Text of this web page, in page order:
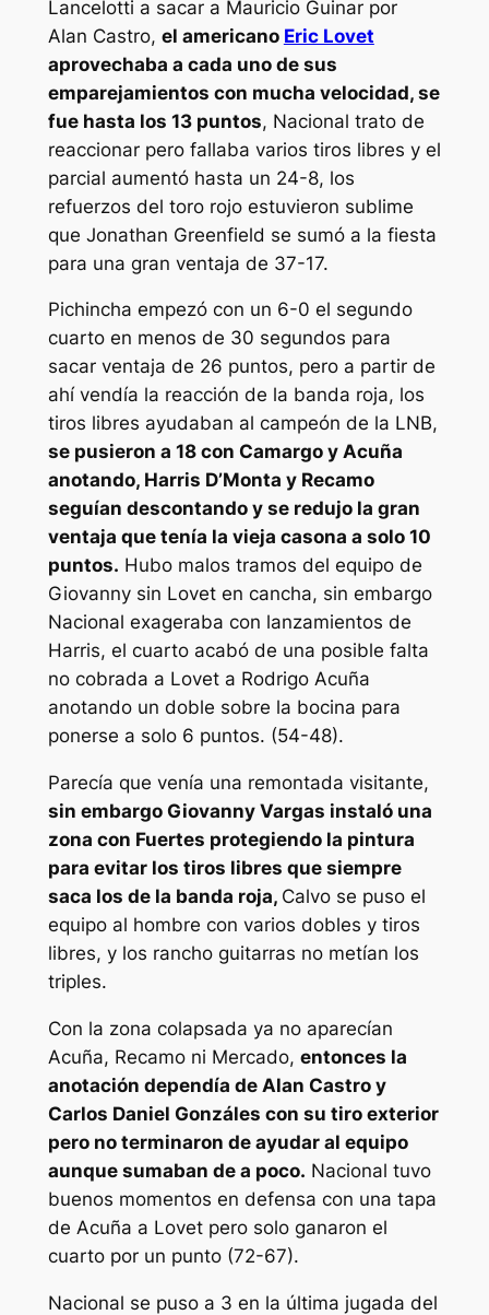
Lancelotti a sacar a Mauricio Guinar por
Alan Castro, el americano Eric Lovet
aprovechaba a cada uno de sus
emparejamientos con mucha velocidad, se
fue hasta los 13 puntos, Nacional trato de
reaccionar pero fallaba varios tiros libres y el
parcial aumentó hasta un 24-8, los
refuerzos del toro rojo estuvieron sublime
que Jonathan Greenfield se sumó a la fiesta
para una gran ventaja de 37-17.
Pichincha empezó con un 6-0 el segundo
cuarto en menos de 30 segundos para
sacar ventaja de 26 puntos, pero a partir de
ahí vendía la reacción de la banda roja, los
tiros libres ayudaban al campeón de la LNB,
se pusieron a 18 con Camargo y Acuña
anotando, Harris D’Monta y Recamo
seguían descontando y se redujo la gran
ventaja que tenía la vieja casona a solo 10
puntos. Hubo malos tramos del equipo de
Giovanny sin Lovet en cancha, sin embargo
Nacional exageraba con lanzamientos de
Harris, el cuarto acabó de una posible falta
no cobrada a Lovet a Rodrigo Acuña
anotando un doble sobre la bocina para
ponerse a solo 6 puntos. (54-48).
Parecía que venía una remontada visitante,
sin embargo Giovanny Vargas instaló una
zona con Fuertes protegiendo la pintura
para evitar los tiros libres que siempre
saca los de la banda roja, Calvo se puso el
equipo al hombre con varios dobles y tiros
libres, y los rancho guitarras no metían los
triples.
Con la zona colapsada ya no aparecían
Acuña, Recamo ni Mercado, entonces la
anotación dependía de Alan Castro y
Carlos Daniel Gonzáles con su tiro exterior
pero no terminaron de ayudar al equipo
aunque sumaban de a poco. Nacional tuvo
buenos momentos en defensa con una tapa
de Acuña a Lovet pero solo ganaron el
cuarto por un punto (72-67).
Nacional se puso a 3 en la última jugada del